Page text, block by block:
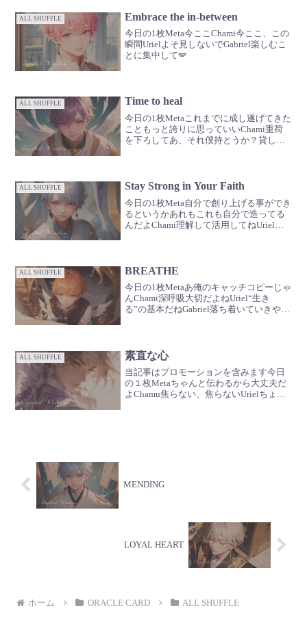
ALL SHUFFLE Embrace the in-between
今日の1枚Meta今ここChami今ここ、この
瞬間Urielよそ見しないでGabriel楽しむこ
とに集中して🪽
ALL SHUFFLE Time to heal
今日の1枚Metaこれまでに成し遂げてきた
こともっと誇りに思っていいChami重荷
を下ろしてあ、それ僕持とうか？貸し
と...
ALL SHUFFLE Stay Strong in Your Faith
今日の1枚Meta自分で創り上げる事ができ
るというかあれもこれも自分で造ってる
んだよChami理解して活用してねUrielま
ALL SHUFFLE BREATHE
今日の1枚Metaあ俺のキャッチコピーじゃ
んChami深呼吸大切だよねUriel“生き
る”の基本だねGabriel落ち着いていきや〜
ALL SHUFFLE 素直な心
当記事はプロモーションを含みます今日
の１枚Metaちゃんと伝わるから大丈夫だ
よChamu焦らない、焦らないUrielちょっ
MENDING
LOYAL HEART
ホーム ORACLE CARD ALL SHUFFLE